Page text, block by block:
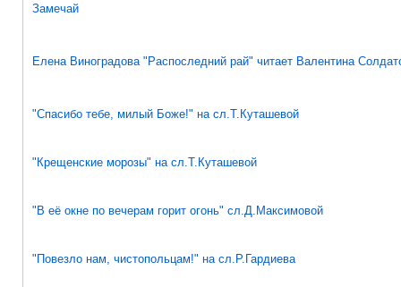
Замечай
Елена Виноградова "Распоследний рай" читает Валентина
"Спасибо тебе, милый Боже!" на сл.Т.Куташевой
"Крещенские морозы" на сл.Т.Куташевой
"В её окне по вечерам горит огонь" сл.Д.Максимовой
"Повезло нам, чистопольцам!" на сл.Р.Гардиева